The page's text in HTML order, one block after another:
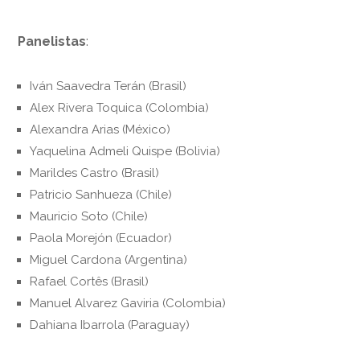
Panelistas:
Iván Saavedra Terán (Brasil)
Alex Rivera Toquica (Colombia)
Alexandra Arias (México)
Yaquelina Admeli Quispe (Bolivia)
Marildes Castro (Brasil)
Patricio Sanhueza (Chile)
Mauricio Soto (Chile)
Paola Morejón (Ecuador)
Miguel Cardona (Argentina)
Rafael Cortês (Brasil)
Manuel Alvarez Gaviria (Colombia)
Dahiana Ibarrola (Paraguay)